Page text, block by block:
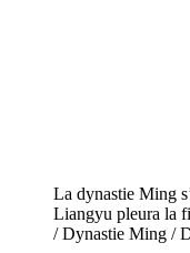
La dynastie Ming
Liangyu pleura la
/ Dynastie Ming /